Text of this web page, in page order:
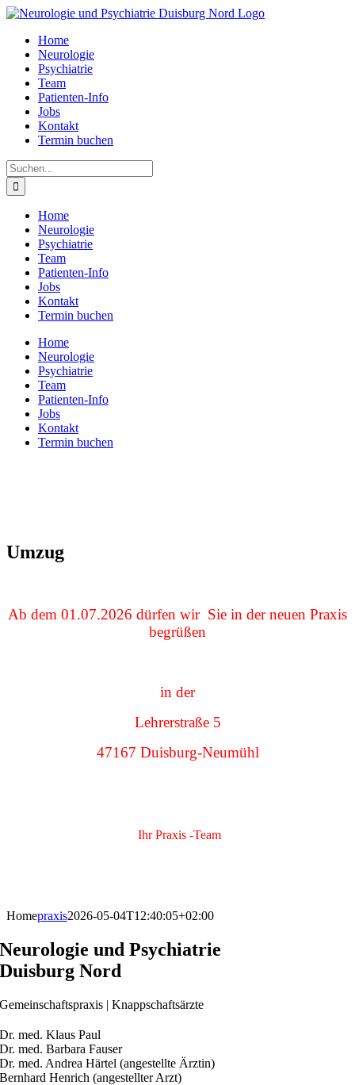
Zum
springenHome
Neurologie
Psychiatrie
Team
Patienten-Info
Jobs
Kontakt
Termin buchen
Suche
nach:
Home
Neurologie
Psychiatrie
Team
Patienten-Info
Jobs
Kontakt
Termin buchen
Home
Neurologie
Psychiatrie
Team
Patienten-Info
Jobs
Kontakt
Termin buchen
Umzug
Ab dem 01.07.2026 dürfen wir Sie in der neuen Praxis
begrüßen
in der
Lehrerstraße 5
47167 Duisburg-Neumühl
Ihr Praxis -Team
Homepraxis2026-05-04T12:40:05+02:00
Neurologie und Psychiatrie
Duisburg Nord
Gemeinschaftspraxis | Knappschaftsärzte
Dr. med. Klaus Paul
Dr. med. Barbara Fauser
Dr. med. Andrea Härtel(angestellte Ärztin)
Bernhard Henrich(angestellter Arzt)